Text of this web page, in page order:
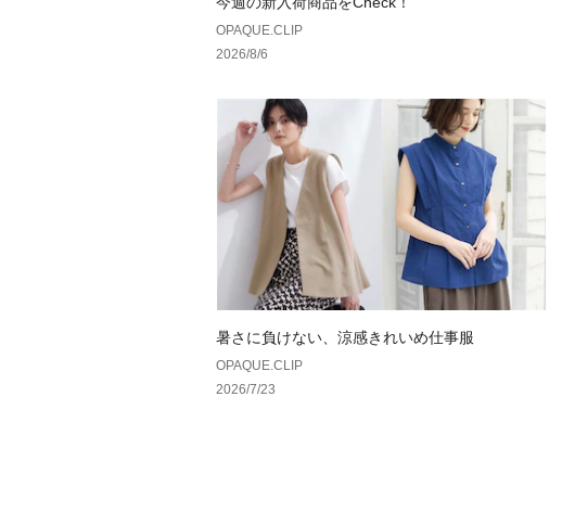
OPAQUE.CLIP
2026/8/6
暑さに負けない、涼感きれいめ仕事服
OPAQUE.CLIP
2026/7/23